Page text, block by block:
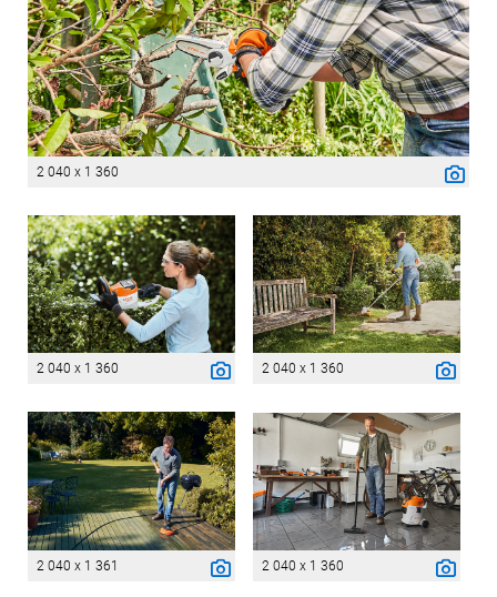
2 040 x 1 360
2 040 x 1 360 2 040 x 1 360
2 040 x 1 361 2 040 x 1 360